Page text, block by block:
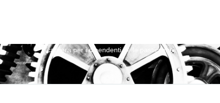
carriera per i dipendenti delle pasticcerie